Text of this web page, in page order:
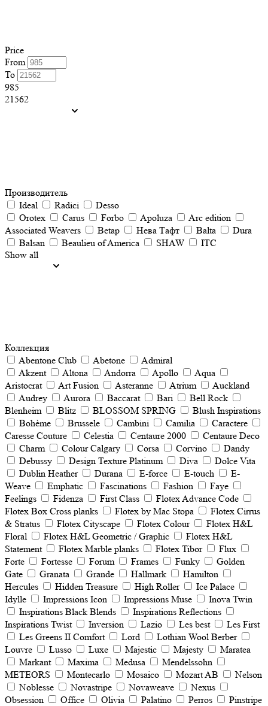
Price
From
To
985
21562
Производитель
Ideal
Radici
Desso
Orotex
Carus Forbo Apoluza
Arc edition
Associated Weavers
Betap Нева Тафт Balta
Dura
Balsan
Beaulieu of America SHAW
ITC
Show all
Коллекция
Abentone Club
Abetone
Admiral
Akzent
Altona Andorra Apollo
Aqua
Aristocrat
Art Fusion Asteranne Atrium
Auckland
Audrey
Aurora Baccarat Bari
Bell Rock
Blenheim
Blitz BLOSSOM SPRING
Blush Inspirations
Bohème
Brussele Cambini Camilia
Caractere
Caresse Couture
Celestia Centaure 2000
Centaure Deco
Charm
Colour Calgary Corsa Corvino
Dandy
Debussy
Design Texture Platinum Diva
Dolce Vita
Dublin Heather
Durana E-force E-touch
E-
Weave
Emphatic Fascinations Fashion
Faye
Feelings
Fidenza First Class
Flotex Advance Code
Flotex Box Cross planks
Flotex by Mac Stopa
Flotex Cirrus
& Stratus
Flotex Cityscape Flotex Colour
Flotex H&L
Floral
Flotex H&L Geometric / Graphic
Flotex H&L
Statement
Flotex Marble planks Flotex Tibor
Flux
Forte
Fortesse Forum Frames Funky
Golden
Gate
Granata Grande Hallmark
Hamilton
Hercules
Hidden Treasure High Roller
Ice Palace
Idylle
Impressions Icon Impressions Muse
Inova Twin
Inspirations Black Blends
Inspirations Reflections
Inspirations Twist
Inversion Lazio Les best
Les First
Les Greens II Comfort
Lord
Lothian Wool Berber
Louvre
Lusso Luxe Majestic Majesty
Maratea
Markant
Maxima Medusa
Mendelssohn
METEORS
Montecarlo Mosaico Mozart AB
Nelson
Noblesse
Novastripe Novaweave
Nеxus
Obsession
Office Olivia Palatino Perros
Pinstripe